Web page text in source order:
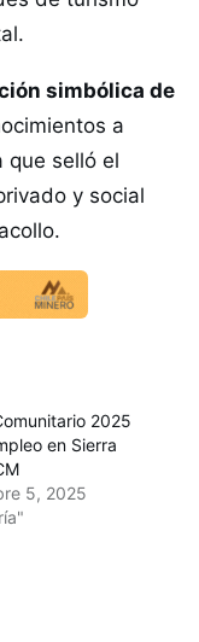
simbólica de
a
que selló el
y social
2025
en Sierra
5, 2025